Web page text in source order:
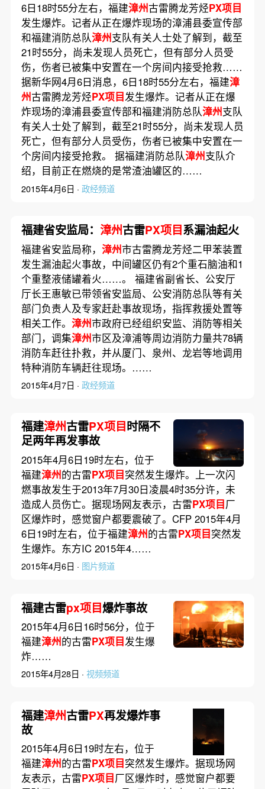
6日18时55分左右，福建漳州古雷腾龙芳烃PX项目
发生爆炸。记者从正在爆炸现场的漳浦县委宣传部
和福建消防总队漳州支队有关人士处了解到，截至
21时55分，尚未发现人员死亡，但有部分人员受
伤，伤者已被集中安置在一个房间内接受抢救……
据新华网4月6日消息，6日18时55分左右，福建漳
州古雷腾龙芳烃PX项目发生爆炸。记者从正在爆
炸现场的漳浦县委宣传部和福建消防总队漳州支队
有关人士处了解到，截至21时55分，尚未发现人员
死亡，但有部分人员受伤，伤者已被集中安置在一
个房间内接受抢救。 据福建消防总队漳州支队介
绍，目前正在燃烧的是常渣油罐区的……
2015年4月6日 · 政经频道
福建省安监局： 漳州古雷PX项目系漏油起火
福建省安监局称， 漳州市古雷腾龙芳烃二甲苯装置
发生漏油起火事故，中间罐区仍有2个重石脑油和1
个重整液储罐着火……。 福建省副省长、公安厅
厅长王惠敏已带领省安监局、公安消防总队等有关
部门负责人及专家赶赴事故现场，指挥救援处置等
相关工作。 漳州市政府已经组织安监、消防等相关
部门，调集漳州市区及漳浦等周边消防力量共78辆
消防车赶往扑救，并从厦门、泉州、龙岩等地调用
特种消防车辆赶往现场。……
2015年4月7日 · 政经频道
福建漳州古雷PX项目时隔不
足两年再发事故
2015年4月6日19时左右，位于
福建漳州的古雷PX项目突然发生爆炸。上一次闪
燃事故发生于2013年7月30日凌晨4时35分许，未
造成人员伤亡。据现场网友表示，古雷PX项目厂
区爆炸时，感觉窗户都要震破了。CFP 2015年4月
6日19时左右，位于福建漳州的古雷PX项目突然发
生爆炸。东方IC 2015年4……
2015年4月6日 · 图片频道
福建古雷px项目爆炸事故
2015年4月6日16时56分，位于
福建漳州的古雷PX项目发生爆
炸……
2015年4月28日 · 视频频道
福建漳州古雷PX再发爆炸事
故
2015年4月6日19时左右，位于
福建漳州的古雷PX项目突然发生爆炸。据现场网
友表示，古雷PX项目厂区爆炸时，感觉窗户都要